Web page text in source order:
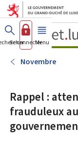
Se connecterMenu principal
Novembre
Rappel :
frauduleux